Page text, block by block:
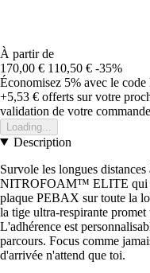
À partir de
170,00 € 110,50 € -35%
Économisez 5% avec le code
+5,53 € offerts sur votre
validation de votre commande
Loading...
Description
Survole les longues
NITROFOAM™ ELITE qui
plaque PEBAX sur toute la
la tige ultra-respirante
L'adhérence est
parcours. Focus comme
d'arrivée n'attend que toi.